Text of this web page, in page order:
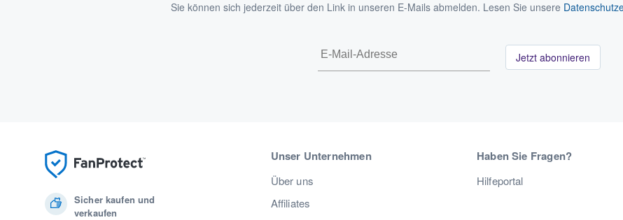
Sie können sich jederzeit über den Link in unseren E-Mails abmelden. Lesen Sie unsere
Jetzt abonnieren
Sicher kaufen und
verkaufen
Unser Unternehmen
Über uns
Affiliates
Haben Sie Fragen?
Hilfeportal